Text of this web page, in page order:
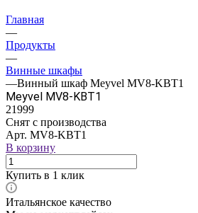
Главная
—
Продукты
—
Винные шкафы
—Винный шкаф Meyvel MV8-KBT1
Meyvel MV8-KBT1
21999
Снят с производства
Арт. MV8-KBT1
В корзину
Купить в 1 клик
Итальянское качество